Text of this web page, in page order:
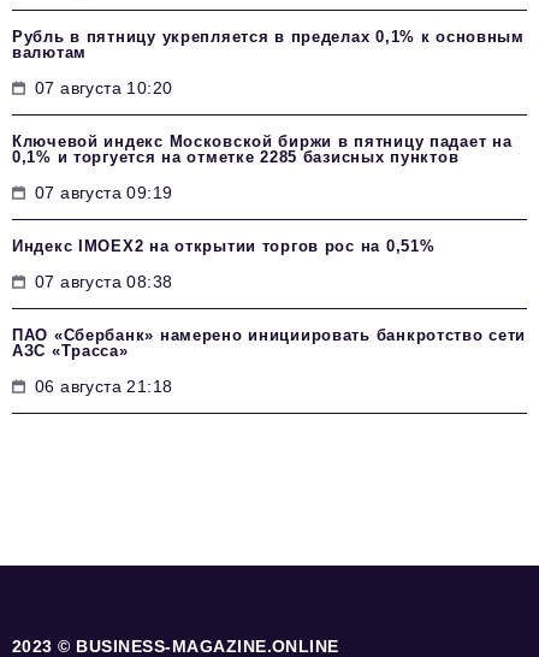
Рубль в пятницу укрепляется в пределах 0,1% к основным
валютам
07 августа 10:20
Ключевой индекс Московской биржи в пятницу падает на
0,1% и торгуется на отметке 2285 базисных пунктов
07 августа 09:19
Индекс IMOEX2 на открытии торгов рос на 0,51%
07 августа 08:38
ПАО «Сбербанк» намерено инициировать банкротство сети
АЗС «Трасса»
06 августа 21:18
2023 © BUSINESS-MAGAZINE.ONLINE